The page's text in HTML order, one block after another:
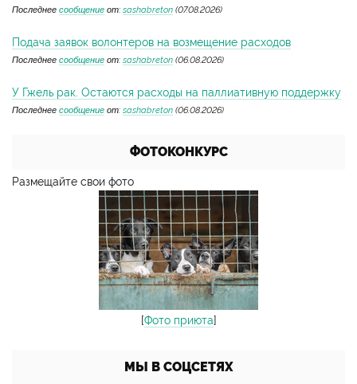
Последнее сообщение от: sashabreton (07.08.2026)
Подача заявок волонтеров на возмещение расходов
Последнее сообщение от: sashabreton (06.08.2026)
У Гжель рак. Остаются расходы на паллиативную поддержку
Последнее сообщение от: sashabreton (06.08.2026)
ФОТОКОНКУРС
Размещайте свои фото
[Фото приюта]
МЫ В СОЦСЕТЯХ